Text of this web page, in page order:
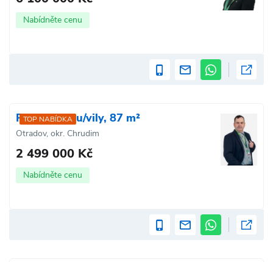
Nabídněte cenu
TOP NABÍDKA
Prodej domu/vily, 87 m²
Otradov, okr. Chrudim
2 499 000 Kč
Nabídněte cenu